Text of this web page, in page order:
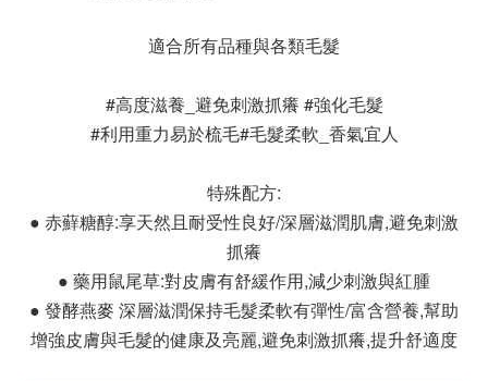
適合所有品種與各類毛髮
#高度滋養_避免刺激抓癢 #強化毛髮
#利用重力易於梳毛#毛髮柔軟_香氣宜人
特殊配方:
● 赤蘚糖醇:享天然且耐受性良好/深層滋潤肌膚,避免刺激
抓癢
● 藥用鼠尾草:對皮膚有舒緩作用,減少刺激與紅腫
● 發酵燕麥 深層滋潤保持毛髮柔軟有彈性/富含營養,幫助
增強皮膚與毛髮的健康及亮麗,避免刺激抓癢,提升舒適度